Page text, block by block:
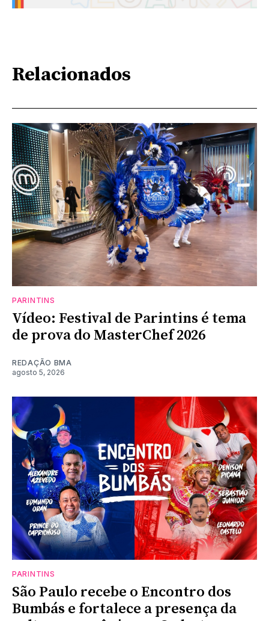
Relacionados
PARINTINS
Vídeo: Festival de Parintins é tema
de prova do MasterChef 2026
REDAÇÃO BMA
agosto 5, 2026
PARINTINS
São Paulo recebe o Encontro dos
Bumbás e fortalece a presença da